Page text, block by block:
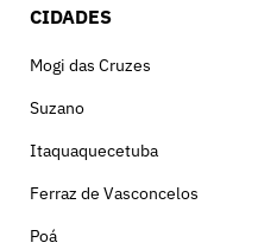
CIDADES
Mogi das Cruzes
Suzano
Itaquaquecetuba
Ferraz de Vasconcelos
Poá